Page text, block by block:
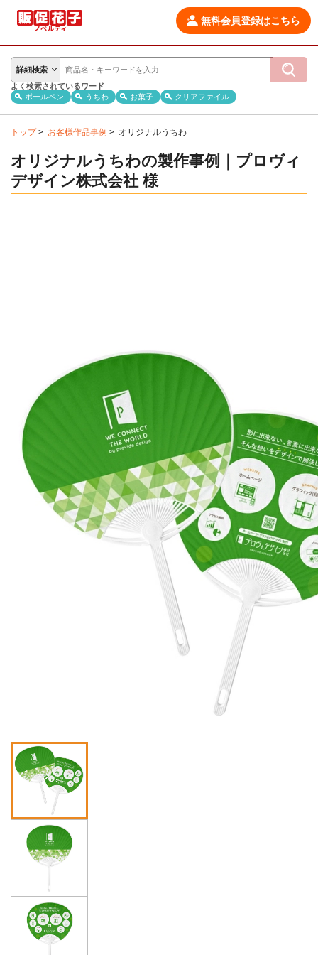
無料会員登録はこちら
詳細検索
よく検索されているワード
ボールペン
うちわ お菓子 クリアファイル
トップ> お客様作品事例 > オリジナルうちわ
オリジナルうちわの製作事例｜プロヴィ
デザイン株式会社 様